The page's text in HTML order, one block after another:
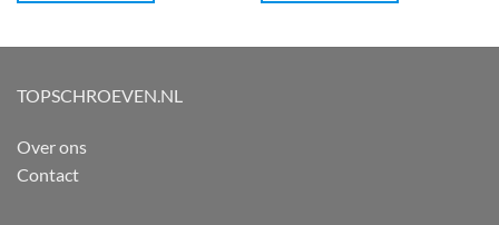
TOPSCHROEVEN.NL
Over ons
Contact